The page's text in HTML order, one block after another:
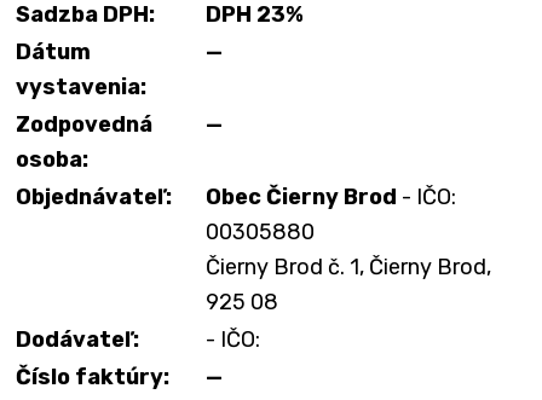
Sadzba DPH:
DPH 23%
Dátum
vystavenia:
—
Zodpovedná
osoba:
—
Objednávateľ: Obec Čierny Brod - IČO:
00305880
Čierny Brod č. 1, Čierny Brod,
925 08
Dodávateľ:
- IČO:
Číslo faktúry:
—